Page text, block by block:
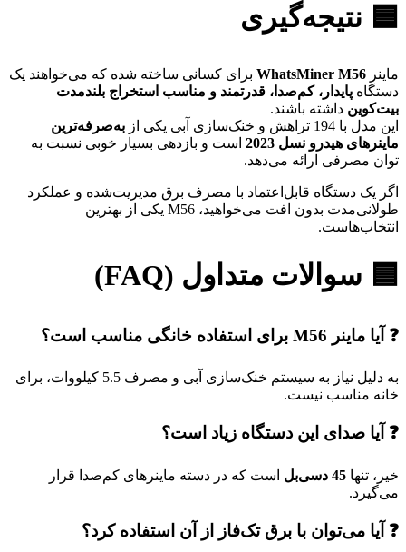
🟦 نتیجه‌گیری
ماینر WhatsMiner M56 برای کسانی ساخته شده که می‌خواهند یک
دستگاه پایدار، کم‌صدا، قدرتمند و مناسب استخراج بلندمدت
بیت‌کوین داشته باشند.
این مدل با 194 تراهش و خنک‌سازی آبی یکی از
به‌صرفه‌ترین
ماینرهای هیدرو نسل 2023
است و بازدهی بسیار خوبی نسبت به
توان مصرفی ارائه می‌دهد.
اگر یک دستگاه قابل‌اعتماد با مصرف برق مدیریت‌شده و عملکرد
طولانی‌مدت بدون افت می‌خواهید، M56 یکی از بهترین
انتخاب‌هاست.
🟦 سوالات متداول (FAQ)
❓ آیا ماینر M56 برای استفاده خانگی مناسب است؟
به دلیل نیاز به سیستم خنک‌سازی آبی و مصرف 5.5 کیلووات، برای
خانه مناسب نیست.
❓ آیا صدای این دستگاه زیاد است؟
خیر، تنها 45 دسی‌بل
است که در دسته ماینرهای کم‌صدا قرار
می‌گیرد.
❓ آیا می‌توان با برق تک‌فاز از آن استفاده کرد؟